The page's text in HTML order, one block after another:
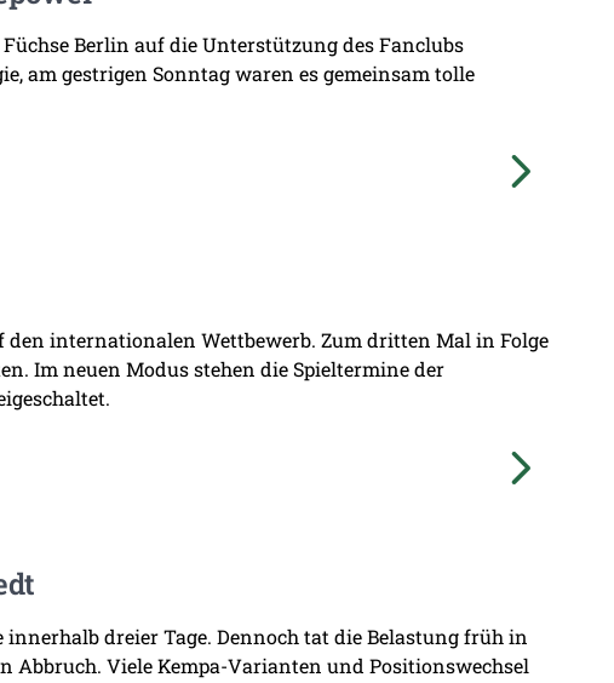
Berlin auf die Unterstützung des Fanclubs
am gestrigen Sonntag waren es gemeinsam tolle
den internationalen Wettbewerb. Zum dritten Mal in Folge
Im neuen Modus stehen die Spieltermine der
dreier Tage. Dennoch tat die Belastung früh in
Abbruch. Viele Kempa-Varianten und Positionswechsel